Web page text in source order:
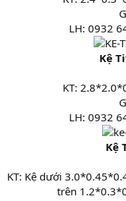
LH: 0932
Kệ
KT:
LH: 0932
Kệ
KT: Kệ dưới
trên